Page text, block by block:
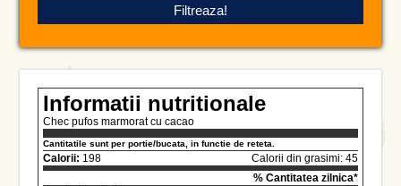
Informatii nutritionale
Chec pufos marmorat cu cacao
Cantitatile sunt per portie/bucata, in functie de reteta.
Calorii: 198
Calorii din grasimi: 45
% Cantitatea zilnica*